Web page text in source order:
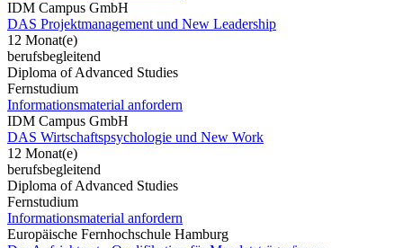
IDM Campus GmbH
DAS Projektmanagement und New Leadership
12 Monat(e)
berufsbegleitend
Diploma of Advanced Studies
Fernstudium
Informationsmaterial anfordern
IDM Campus GmbH
DAS Wirtschaftspsychologie und New Work
12 Monat(e)
berufsbegleitend
Diploma of Advanced Studies
Fernstudium
Informationsmaterial anfordern
Europäische Fernhochschule Hamburg